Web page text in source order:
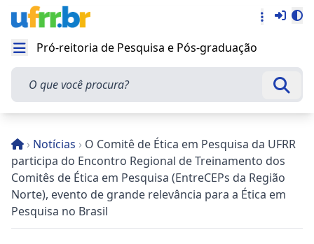
Abrir menu
Pró-reitoria de Pesquisa e Pós-graduação
O que você procura?
› Notícias › O Comitê de Ética em Pesquisa da UFRR
participa do Encontro Regional de Treinamento dos
Comitês de Ética em Pesquisa (EntreCEPs da Região
Norte), evento de grande relevância para a Ética em
Pesquisa no Brasil